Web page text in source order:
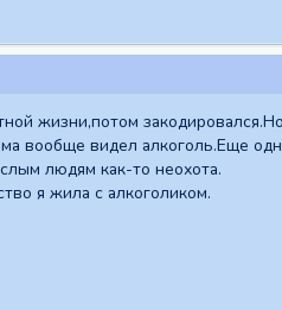
жизни,потом
вообще видел алкоголь.Еще
людям как-то неохота.
я жила с алкоголиком.